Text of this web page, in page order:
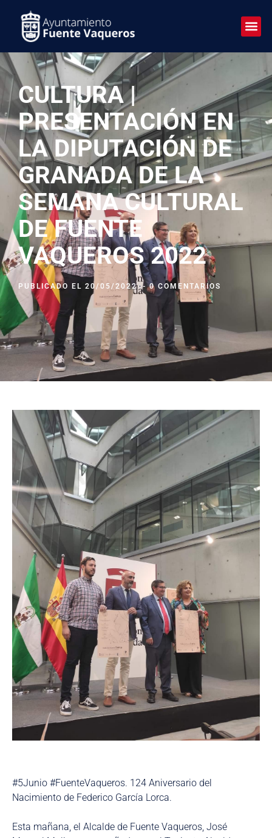
CULTURA |
PRESENTACIÓN EN
LA DIPUTACIÓN DE
GRANADA DE LA
SEMANA CULTURAL
DE FUENTE
VAQUEROS 2022
PUBLICADO EL 20/05/2022 -0 COMENTARIOS
#5Junio #FuenteVaqueros. 124 Aniversario del
Nacimiento de Federico García Lorca.
Esta mañana, el Alcalde de Fuente Vaqueros, José